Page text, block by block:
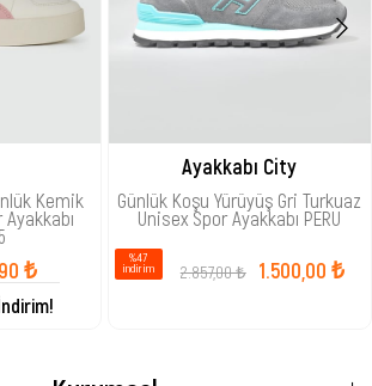
Kemik
₺
Ayakkabı City
Günlük Koşu Yürüyüş Gri Turkuaz
Unisex Spor Ayakkabı PERU
1.500,00 ₺
2.857,00 ₺
%47
i̇ndirim